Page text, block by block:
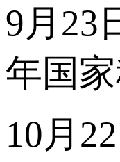
9月23
年国
10月